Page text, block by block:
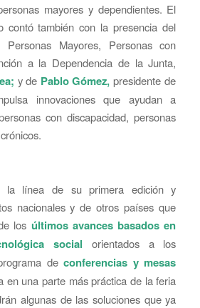
mayores y dependientes. El
contó también con la presencia del
Mayores, Personas con
a la Dependencia de la Junta,
y de Pablo Gómez,presidente de
innovaciones que ayudan a
con discapacidad, personas
la línea de su primera edición y
nacionales y de otros países que
los últimos avances basados en
social orientados a los
deconferencias y mesas
en una parte más práctica de la feria
algunas de las soluciones que ya